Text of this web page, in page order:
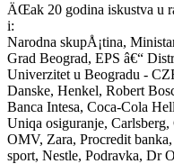
ÄŒak 20 godina iskustva u
i:
Narodna skupÅ¡tina,
Grad Beograd, EPS â€“
Univerzitet u Beogradu -
Danske, Henkel, Robert
Banca Intesa, Coca-Cola
Uniqa osiguranje,
OMV, Zara, Procredit
sport, Nestle, Podravka, Dr